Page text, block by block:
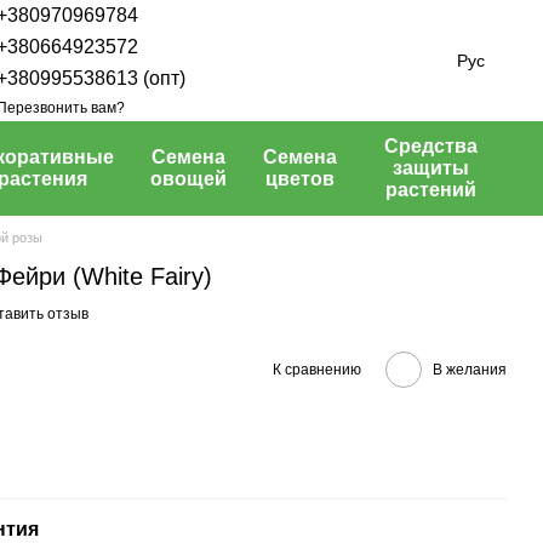
(опт)
вам?
Рус
растения
Семена
овощей
Семена
цветов
Средства
защиты
растений
розы
(White Fairy)
отзыв
К сравнению В желания